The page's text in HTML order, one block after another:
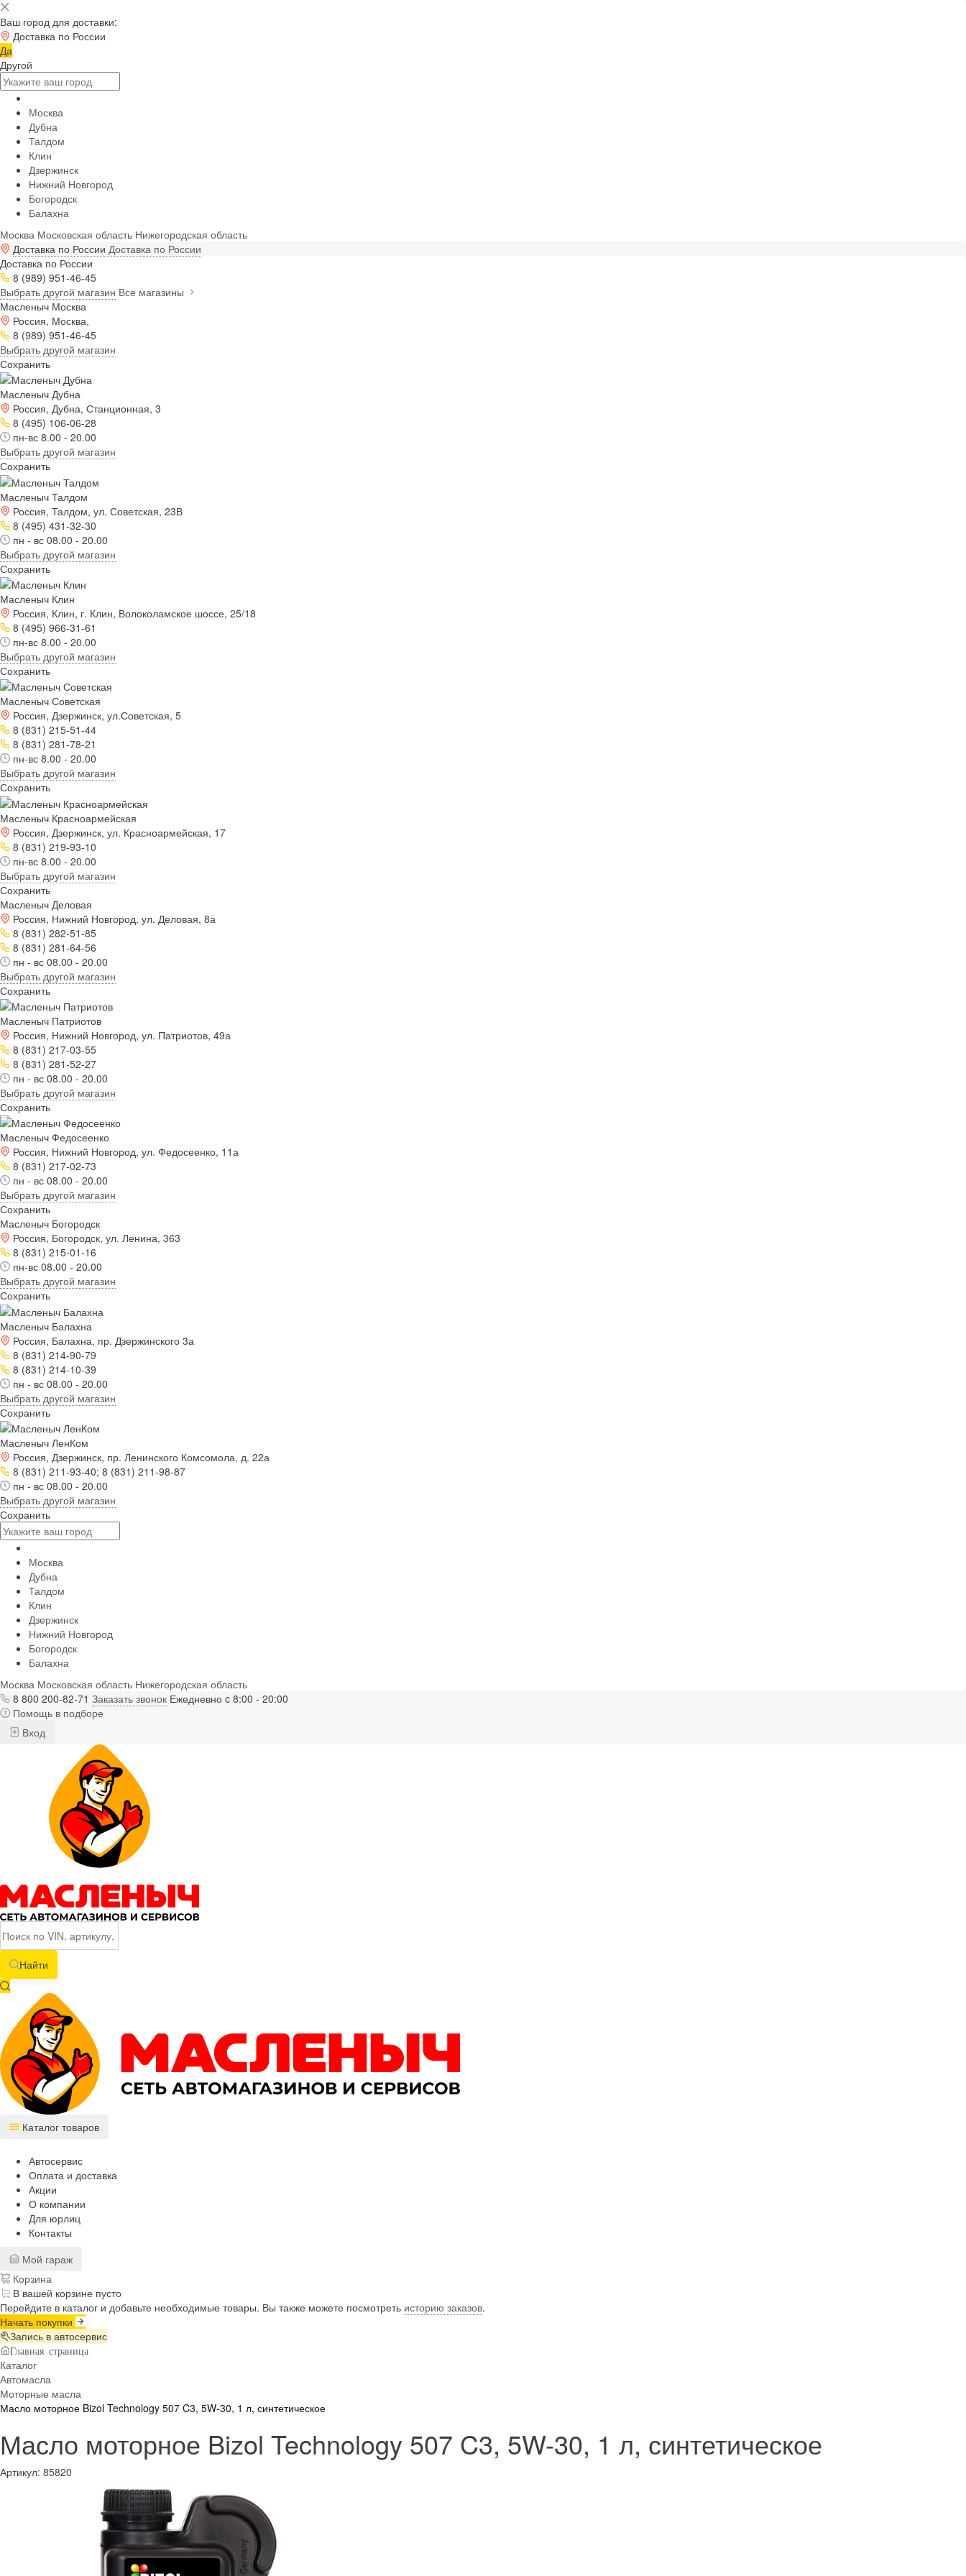
Ваш город для доставки:
Доставка по России
Да
Другой
Москва
Дубна
Талдом
Клин
Дзержинск
Нижний Новгород
Богородск
Балахна
Москва Московская область Нижегородская область
Доставка по России Доставка по России
Доставка по России
8 (989) 951-46-45
Выбрать другой магазин Все магазины
Масленыч Москва
Россия, Москва,
8 (989) 951-46-45
Выбрать другой магазин
Сохранить
Масленыч Дубна
Россия, Дубна, Станционная, 3
8 (495) 106-06-28
пн-вс 8.00 - 20.00
Выбрать другой магазин
Сохранить
Масленыч Талдом
Россия, Талдом, ул. Советская, 23В
8 (495) 431-32-30
пн - вс 08.00 - 20.00
Выбрать другой магазин
Сохранить
Масленыч Клин
Россия, Клин, г. Клин, Волоколамское шоссе, 25/18
8 (495) 966-31-61
пн-вс 8.00 - 20.00
Выбрать другой магазин
Сохранить
Масленыч Советская
Россия, Дзержинск, ул.Советская, 5
8 (831) 215-51-44
8 (831) 281-78-21
пн-вс 8.00 - 20.00
Выбрать другой магазин
Сохранить
Масленыч Красноармейская
Россия, Дзержинск, ул. Красноармейская, 17
8 (831) 219-93-10
пн-вс 8.00 - 20.00
Выбрать другой магазин
Сохранить
Масленыч Деловая
Россия, Нижний Новгород, ул. Деловая, 8а
8 (831) 282-51-85
8 (831) 281-64-56
пн - вс 08.00 - 20.00
Выбрать другой магазин
Сохранить
Масленыч Патриотов
Россия, Нижний Новгород, ул. Патриотов, 49а
8 (831) 217-03-55
8 (831) 281-52-27
пн - вс 08.00 - 20.00
Выбрать другой магазин
Сохранить
Масленыч Федосеенко
Россия, Нижний Новгород, ул. Федосеенко, 11а
8 (831) 217-02-73
пн - вс 08.00 - 20.00
Выбрать другой магазин
Сохранить
Масленыч Богородск
Россия, Богородск, ул. Ленина, 363
8 (831) 215-01-16
пн-вс 08.00 - 20.00
Выбрать другой магазин
Сохранить
Масленыч Балахна
Россия, Балахна, пр. Дзержинского 3а
8 (831) 214-90-79
8 (831) 214-10-39
пн - вс 08.00 - 20.00
Выбрать другой магазин
Сохранить
Масленыч ЛенКом
Россия, Дзержинск, пр. Ленинского Комсомола, д. 22а
8 (831) 211-93-40; 8 (831) 211-98-87
пн - вс 08.00 - 20.00
Выбрать другой магазин
Сохранить
Москва
Дубна
Талдом
Клин
Дзержинск
Нижний Новгород
Богородск
Балахна
Москва Московская область Нижегородская область
8 800 200-82-71 Заказать звонок Ежедневно c 8:00 - 20:00
Помощь в подборе
Вход
Найти
Каталог товаров
Автосервис
Оплата и доставка
Акции
О компании
Для юрлиц
Контакты
Мой гараж
Корзина
В вашей корзине пусто
Перейдите в каталог и добавьте необходимые товары. Вы также можете посмотреть историю заказов.
Начать покупки
Запись в автосервис
Главная страница
Каталог
Автомасла
Моторные масла
Масло моторное Bizol Technology 507 C3, 5W-30, 1 л, синтетическое
Масло моторное Bizol Technology 507 C3, 5W-30, 1 л, синтетическое
Артикул: 85820